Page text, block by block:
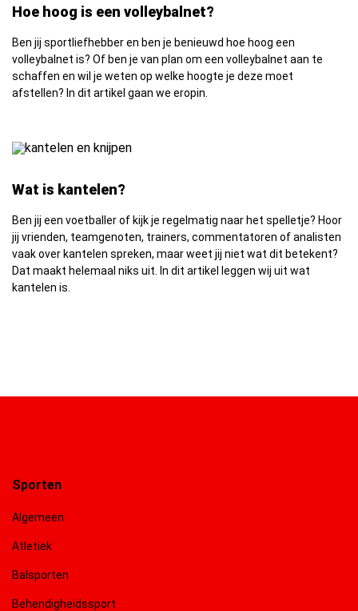
Hoe hoog is een volleybalnet?
Ben jij sportliefhebber en ben je benieuwd hoe hoog een
volleybalnet is? Of ben je van plan om een volleybalnet aan te
schaffen en wil je weten op welke hoogte je deze moet
afstellen? In dit artikel gaan we eropin.
Wat is kantelen?
Ben jij een voetballer of kijk je regelmatig naar het spelletje? Hoor
jij vrienden, teamgenoten, trainers, commentatoren of analisten
vaak over kantelen spreken, maar weet jij niet wat dit betekent?
Dat maakt helemaal niks uit. In dit artikel leggen wij uit wat
kantelen is.
Sporten
Algemeen
Atletiek
Balsporten
Behendigheidssport